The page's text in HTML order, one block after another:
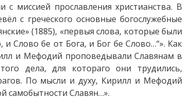
миссией прославления христианства. В
с греческого основные богослужебные
(1885), «первыя слова, которые были
Слово бе от Бога, и Бог бе Слово…“». Как
и Мефодий проповедывали Славянам в
дела, для котораго они трудились,
По мысли и духу, Кирилл и Мефодий
самобытности Славян…».